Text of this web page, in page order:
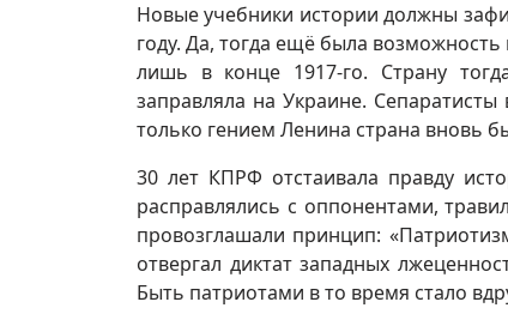
Новые учебники истории должны
году. Да, тогда ещё была
лишь в конце 1917-го. Страну
заправляла на Украине.
только гением Ленина страна вновь
30 лет КПРФ отстаивала правду
расправлялись с оппонентами,
провозглашали принцип:
отвергал диктат западных
Быть патриотами в то время стало